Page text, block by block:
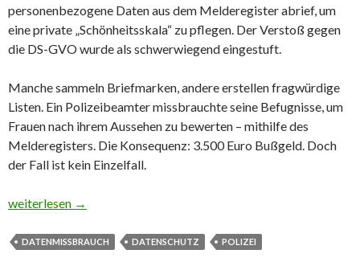
personenbezogene Daten aus dem Melderegister abrief, um
eine private „Schönheitsskala“ zu pflegen. Der Verstoß gegen
die DS-GVO wurde als schwerwiegend eingestuft.
Manche sammeln Briefmarken, andere erstellen fragwürdige
Listen. Ein Polizeibeamter missbrauchte seine Befugnisse, um
Frauen nach ihrem Aussehen zu bewerten – mithilfe des
Melderegisters. Die Konsequenz: 3.500 Euro Bußgeld. Doch
der Fall ist kein Einzelfall.
Schönheit kostet – Polizist scannt Melderegister nach
weiterlesen →
DATENMISSBRAUCH DATENSCHUTZ POLIZEI